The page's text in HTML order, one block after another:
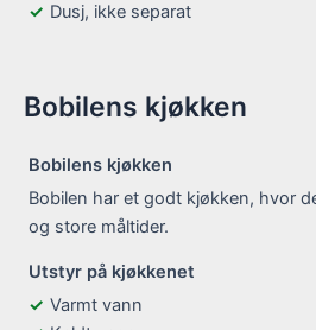
Dusj, ikke separat
Bobilens kjøkken
Bobilens kjøkken
Bobilen har et godt kjøkken, hvor
og store måltider.
Utstyr på kjøkkenet
Varmt vann